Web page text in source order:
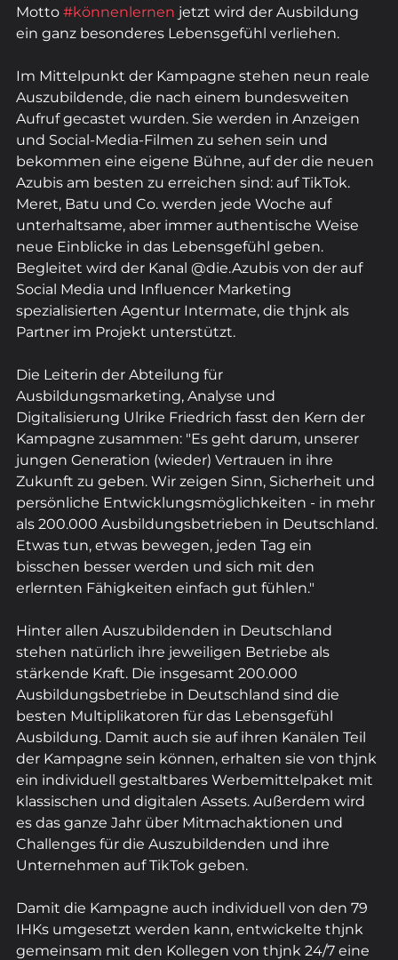
Motto #könnenlernen jetzt wird der Ausbildung
ein ganz besonderes Lebensgefühl verliehen.
Im Mittelpunkt der Kampagne stehen neun reale
Auszubildende, die nach einem bundesweiten
Aufruf gecastet wurden. Sie werden in Anzeigen
und Social-Media-Filmen zu sehen sein und
bekommen eine eigene Bühne, auf der die neuen
Azubis am besten zu erreichen sind: auf TikTok.
Meret, Batu und Co. werden jede Woche auf
unterhaltsame, aber immer authentische Weise
neue Einblicke in das Lebensgefühl geben.
Begleitet wird der Kanal @die.Azubis von der auf
Social Media und Influencer Marketing
spezialisierten Agentur Intermate, die thjnk als
Partner im Projekt unterstützt.
Die Leiterin der Abteilung für
Ausbildungsmarketing, Analyse und
Digitalisierung Ulrike Friedrich fasst den Kern der
Kampagne zusammen: "Es geht darum, unserer
jungen Generation (wieder) Vertrauen in ihre
Zukunft zu geben. Wir zeigen Sinn, Sicherheit und
persönliche Entwicklungsmöglichkeiten - in mehr
als 200.000 Ausbildungsbetrieben in Deutschland.
Etwas tun, etwas bewegen, jeden Tag ein
bisschen besser werden und sich mit den
erlernten Fähigkeiten einfach gut fühlen."
Hinter allen Auszubildenden in Deutschland
stehen natürlich ihre jeweiligen Betriebe als
stärkende Kraft. Die insgesamt 200.000
Ausbildungsbetriebe in Deutschland sind die
besten Multiplikatoren für das Lebensgefühl
Ausbildung. Damit auch sie auf ihren Kanälen Teil
der Kampagne sein können, erhalten sie von thjnk
ein individuell gestaltbares Werbemittelpaket mit
klassischen und digitalen Assets. Außerdem wird
es das ganze Jahr über Mitmachaktionen und
Challenges für die Auszubildenden und ihre
Unternehmen auf TikTok geben.
Damit die Kampagne auch individuell von den 79
IHKs umgesetzt werden kann, entwickelte thjnk
gemeinsam mit den Kollegen von thjnk 24/7 eine